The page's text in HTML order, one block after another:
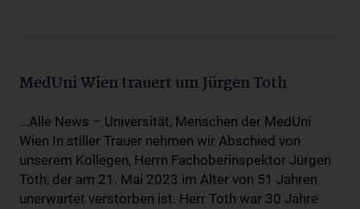
MedUni Wien trauert um Jürgen Toth
...Alle News – Universität, Menschen der MedUni
Wien In stiller Trauer nehmen wir Abschied von
unserem Kollegen, Herrn Fachoberinspektor Jürgen
Toth, der am 21. Mai 2023 im Alter von 51 Jahren
unerwartet verstorben ist. Herr Toth war 30 Jahre